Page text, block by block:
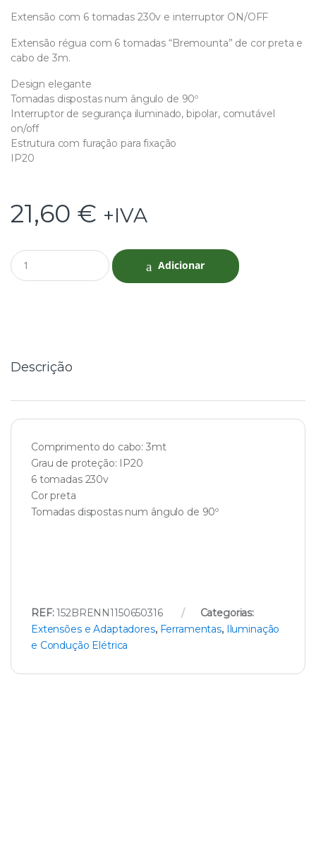
Extensão com 6 tomadas 230v e interruptor ON/OFF
Extensão régua com 6 tomadas “Bremounta” de cor preta e
cabo de 3m.
Design elegante
Tomadas dispostas num ângulo de 90º
Interruptor de segurança iluminado, bipolar, comutável
on/off
Estrutura com furação para fixação
IP20
21,60 € +IVA
Q
u
Adicionar
Descrição
Comprimento do cabo: 3mt
Grau de proteção: IP20
6 tomadas 230v
Cor preta
Tomadas dispostas num ângulo de 90º
REF:152BRENN1150650316
Categorias:
Extensões e Adaptadores, Ferramentas, Iluminação
e Condução Elétrica